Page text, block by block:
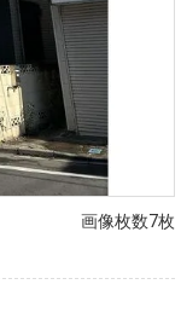
画像枚数7枚